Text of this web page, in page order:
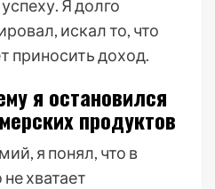
Я долго
искал то, что
приносить доход.
я остановился
продуктов
я понял, что в
хватает